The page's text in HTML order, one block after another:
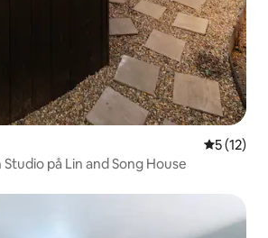
5 av 5 i
5 (12)
på Lin and Song House